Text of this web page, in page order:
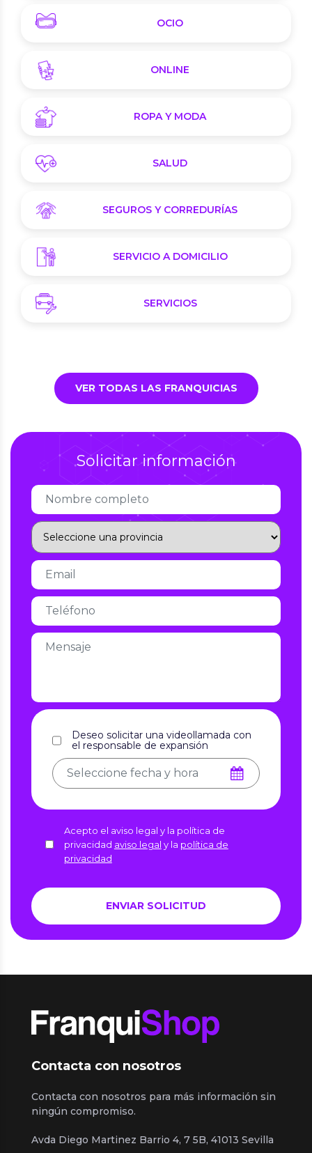
OCIO
ONLINE
ROPA Y MODA
SALUD
SEGUROS Y CORREDURÍAS
SERVICIO A DOMICILIO
SERVICIOS
VER TODAS LAS FRANQUICIAS
Solicitar información
Deseo solicitar una videollamada con
el responsable de expansión
Acepto el aviso legal y la política de
privacidad aviso legal y la política de
privacidad
Contacta con nosotros
Contacta con nosotros para más información sin
ningún compromiso.
Avda Diego Martinez Barrio 4, 7 5B, 41013 Sevilla